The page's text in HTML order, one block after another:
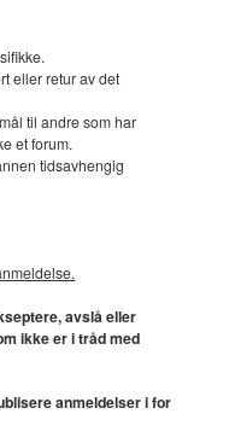
eller retur av det
til andre som har
et forum.
tidsavhengig
avslå eller
ikke er i tråd med
anmeldelser i for